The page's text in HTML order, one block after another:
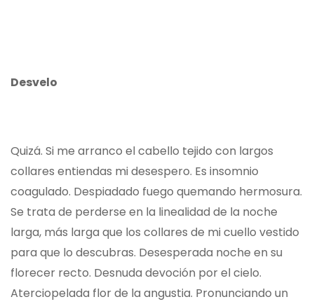
Desvelo
Quizá. Si me arranco el cabello tejido con largos
collares entiendas mi desespero. Es insomnio
coagulado. Despiadado fuego quemando hermosura.
Se trata de perderse en la linealidad de la noche
larga, más larga que los collares de mi cuello vestido
para que lo descubras. Desesperada noche en su
florecer recto. Desnuda devoción por el cielo.
Aterciopelada flor de la angustia. Pronunciando un